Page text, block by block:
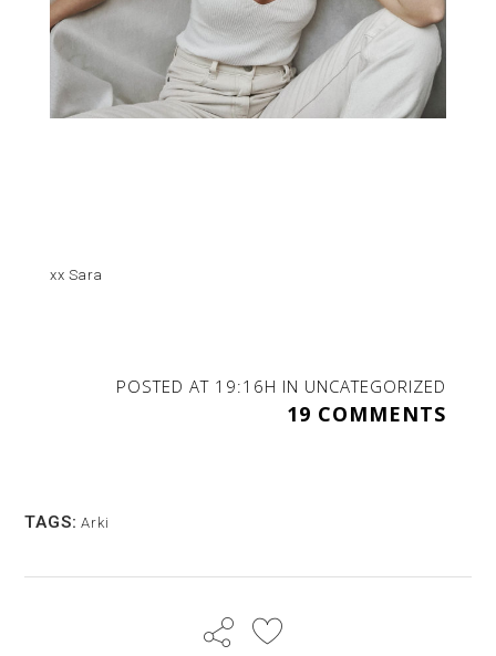
xx Sara
POSTED AT 19:16H IN UNCATEGORIZED
19 COMMENTS
TAGS: Arki